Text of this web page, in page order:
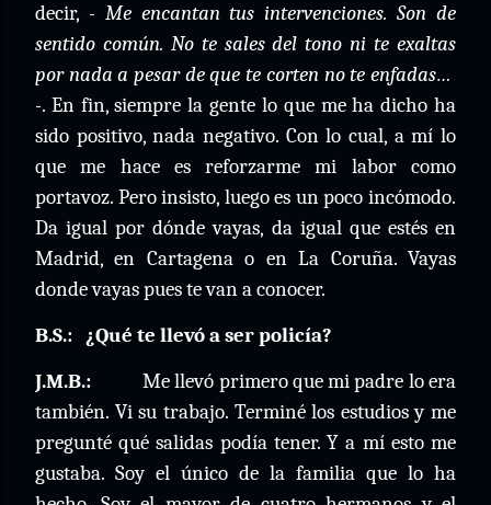
decir, - Me encantan tus intervenciones. Son de
sentido común. No te sales del tono ni te exaltas
por nada a pesar de que te corten no te enfadas…
-. En fin, siempre la gente lo que me ha dicho ha
sido positivo, nada negativo. Con lo cual, a mí lo
que me hace es reforzarme mi labor como
portavoz. Pero insisto, luego es un poco incómodo.
Da igual por dónde vayas, da igual que estés en
Madrid, en Cartagena o en La Coruña. Vayas
donde vayas pues te van a conocer.
B.S.: ¿Qué te llevó a ser policía?
J.M.B.:
Me llevó primero que mi padre lo era
también. Vi su trabajo. Terminé los estudios y me
pregunté qué salidas podía tener. Y a mí esto me
gustaba. Soy el único de la familia que lo ha